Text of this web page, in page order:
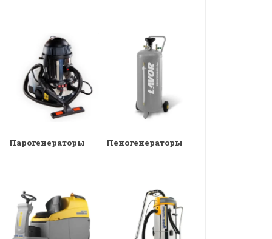
Парогенераторы Пеногенераторы